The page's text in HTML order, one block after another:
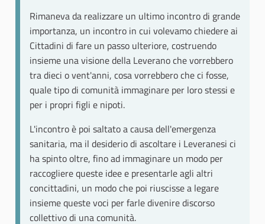
Rimaneva da realizzare un ultimo incontro di grande
importanza, un incontro in cui volevamo chiedere ai
Cittadini di fare un passo ulteriore, costruendo
insieme una visione della Leverano che vorrebbero
tra dieci o vent'anni, cosa vorrebbero che ci fosse,
quale tipo di comunità immaginare per loro stessi e
per i propri figli e nipoti.
L'incontro è poi saltato a causa dell'emergenza
sanitaria, ma il desiderio di ascoltare i Leveranesi ci
ha spinto oltre, fino ad immaginare un modo per
raccogliere queste idee e presentarle agli altri
concittadini, un modo che poi riuscisse a legare
insieme queste voci per farle divenire discorso
collettivo di una comunità.